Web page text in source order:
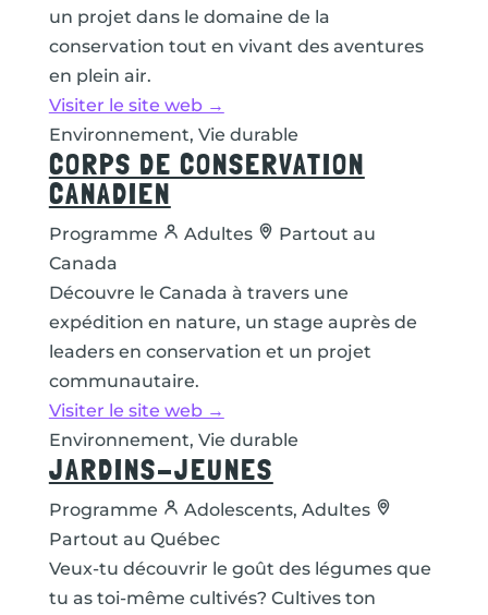
un projet dans le domaine de la
conservation tout en vivant des aventures
en plein air.
Visiter le site web →
Environnement, Vie durable
CORPS DE CONSERVATION
CANADIEN
Programme Adultes
Partout au
Canada
Découvre le Canada à travers une
expédition en nature, un stage auprès de
leaders en conservation et un projet
communautaire.
Visiter le site web →
Environnement, Vie durable
JARDINS-JEUNES
Programme
Adolescents, Adultes
Partout au Québec
Veux-tu découvrir le goût des légumes que
tu as toi-même cultivés? Cultives ton